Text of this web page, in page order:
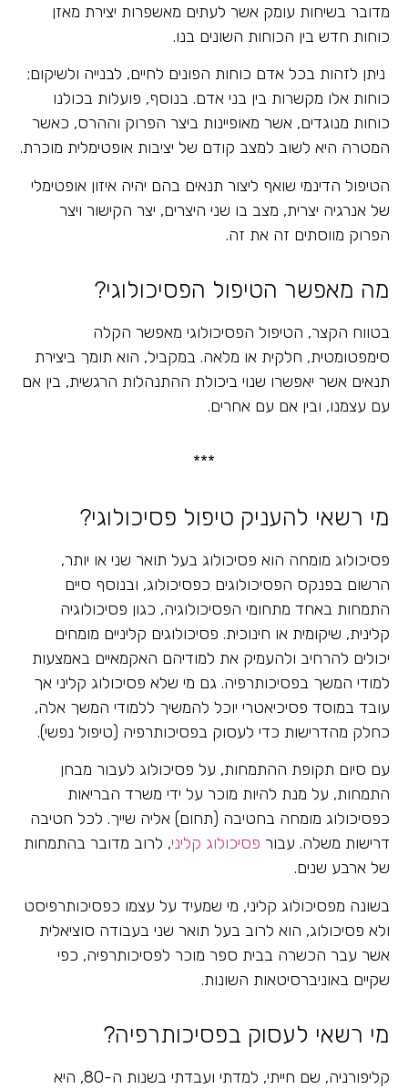
מדובר בשיחות עומק אשר לעתים מאשפרות יצירת מאזן
כוחות חדש בין הכוחות השונים בנו.
ניתן לזהות בכל אדם כוחות הפונים לחיים, לבנייה ולשיקום;
כוחות אלו מקשרות בין בני אדם. בנוסף, פועלות בכולנו
כוחות מנוגדים, אשר מאופיינות ביצר הפרוק וההרס, כאשר
המטרה היא לשוב למצב קודם של יציבות אופטימלית מוכרת.
הטיפול הדינמי שואף ליצור תנאים בהם יהיה איזון אופטימלי
של אנרגיה יצרית, מצב בו שני היצרים, יצר הקישור ויצר
הפרוק מווסתים זה את זה.
מה מאפשר הטיפול הפסיכולוגי?
בטווח הקצר, הטיפול הפסיכולוגי מאפשר הקלה
סימפטומטית, חלקית או מלאה. במקביל, הוא תומך ביצירת
תנאים אשר יאפשרו שנוי ביכולת ההתנהלות הרגשית, בין אם
עם עצמנו, ובין אם עם אחרים.
***
מי רשאי להעניק טיפול פסיכולוגי?
פסיכולוג מומחה הוא פסיכולוג בעל תואר שני או יותר,
הרשום בפנקס הפסיכולוגים כפסיכולוג, ובנוסף סיים
התמחות באחד מתחומי הפסיכולוגיה, כגון פסיכולוגיה
קלינית, שיקומית או חינוכית. פסיכולוגים קליניים מומחים
יכולים להרחיב ולהעמיק את למודיהם האקמאיים באמצעות
למודי המשך בפסיכותרפיה. גם מי שלא פסיכולוג קליני אך
עובד במוסד פסיכיאטרי יוכל להמשיך ללמודי המשך אלה,
כחלק מהדרישות כדי לעסוק בפסיכותרפיה (טיפול נפשי).
עם סיום תקופת ההתמחות, על פסיכולוג לעבור מבחן
התמחות, על מנת להיות מוכר על ידי משרד הבריאות
כפסיכולוג מומחה בחטיבה (תחום) אליה שייך. לכל חטיבה
דרישות משלה. עבור פסיכולוג קליני, לרוב מדובר בהתמחות
של ארבע שנים.
בשונה מפסיכולוג קליני, מי שמעיד על עצמו כפסיכותרפיסט
ולא פסיכולוג, הוא לרוב בעל תואר שני בעבודה סוציאלית
אשר עבר הכשרה בבית ספר מוכר לפסיכותרפיה, כפי
שקיים באוניברסיטאות השונות.
מי רשאי לעסוק בפסיכותרפיה?
קליפורניה, שם חייתי, למדתי ועבדתי בשנות ה-80, היא